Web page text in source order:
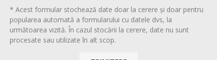
* Acest formular stochează date doar la cerere și doar pentru
popularea automată a formularului cu datele dvs, la
următoarea vizită. În cazul stocării la cerere, date nu sunt
procesate sau utilizate în alt scop.